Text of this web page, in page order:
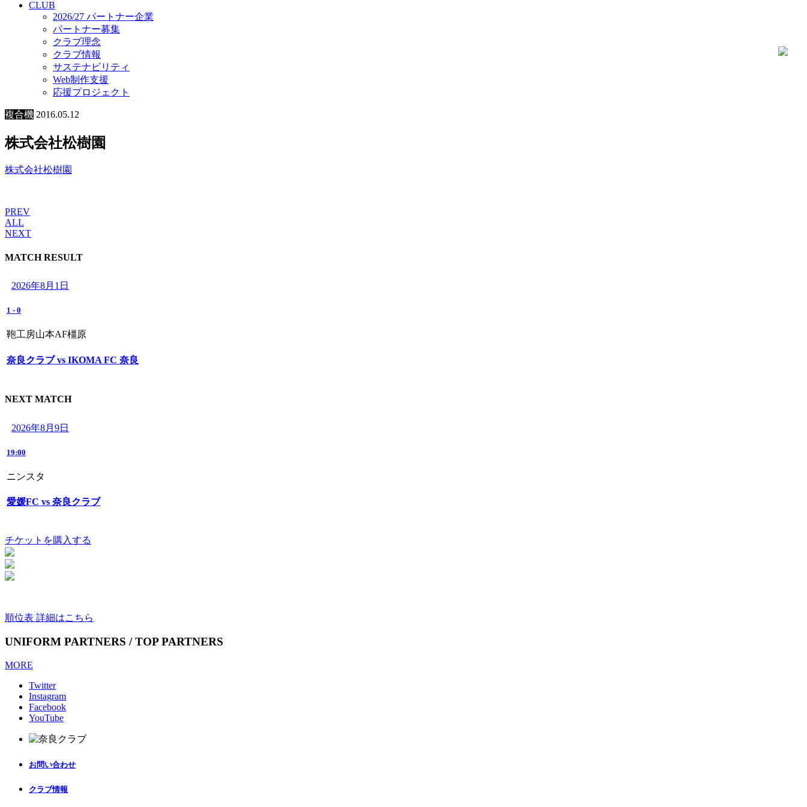
CLUB
2026/27 パートナー企業
パートナー募集
クラブ理念
クラブ情報
サステナビリティ
Web制作支援
応援プロジェクト
複合機 2016.05.12
株式会社松樹園
株式会社松樹園
PREV
ALL
NEXT
MATCH RESULT
2026年8月1日
1 - 0
鞄工房山本AF橿原
奈良クラブ vs IKOMA FC 奈良
NEXT MATCH
2026年8月9日
19:00
ニンスタ
愛媛FC vs 奈良クラブ
チケットを購入する
順位表 詳細はこちら
UNIFORM PARTNERS / TOP PARTNERS
MORE
Twitter
Instagram
Facebook
YouTube
お問い合わせ
クラブ情報